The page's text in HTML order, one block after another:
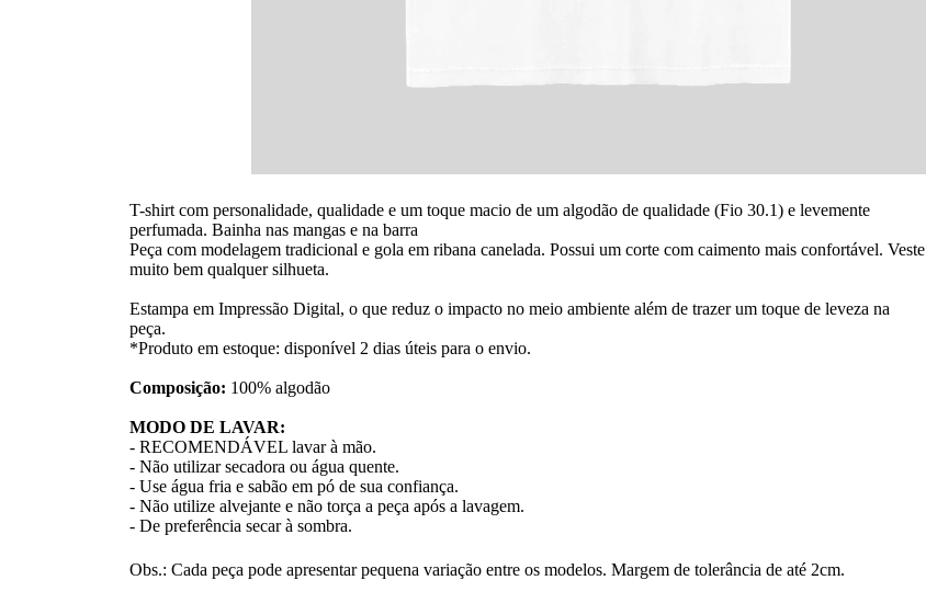
T-shirt com personalidade, qualidade e um toque macio de um algodão de qualidade (Fio 30.1) e levemente
perfumada. Bainha nas mangas e na barra
Peça com modelagem tradicional e gola em ribana canelada. Possui um corte com caimento mais confortável. Veste
muito bem qualquer silhueta.
Estampa em Impressão Digital, o que reduz o impacto no meio ambiente além de trazer um toque de leveza na
peça.
*Produto em estoque: disponível 2 dias úteis para o envio.
Composição: 100% algodão
MODO DE LAVAR:
- RECOMENDÁVEL lavar à mão.
- Não utilizar secadora ou água quente.
- Use água fria e sabão em pó de sua confiança.
- Não utilize alvejante e não torça a peça após a lavagem.
- De preferência secar à sombra.
Obs.: Cada peça pode apresentar pequena variação entre os modelos. Margem de tolerância de até 2cm.